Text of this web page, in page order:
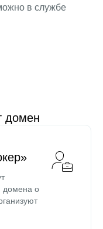
в службе
домен
домена о